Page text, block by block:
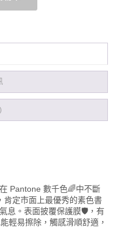
Pantone 數千色🌈中不斷
肯定市面上最優秀的素色書
息。表面披覆保護膜🛡️，有
輕易擦除，觸感滑順舒適，